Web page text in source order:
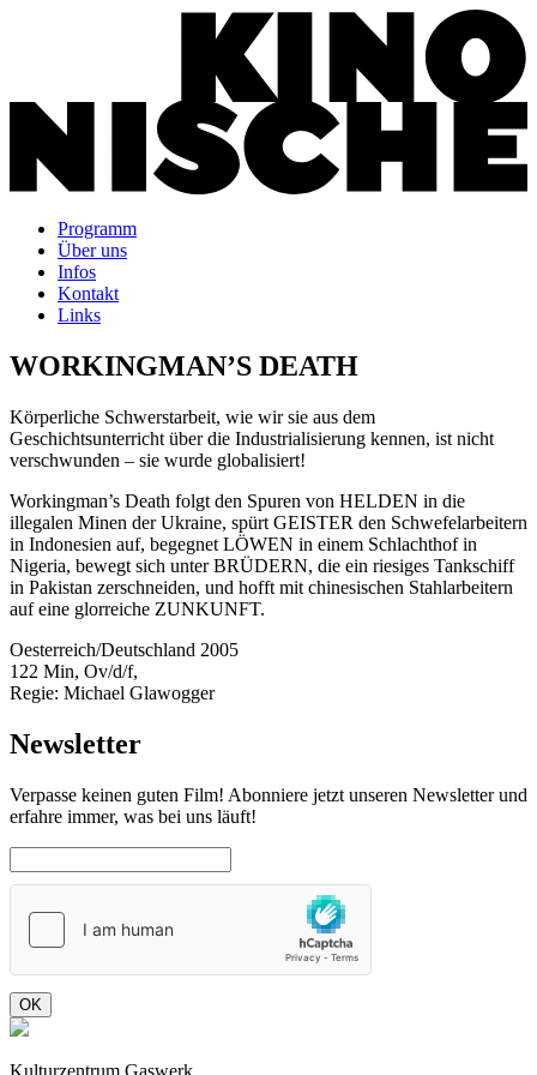
Programm
Über uns
Infos
Kontakt
Links
WORKINGMAN’S DEATH
Körperliche Schwerstarbeit, wie wir sie aus dem
Geschichtsunterricht über die Industrialisierung kennen, ist nicht
verschwunden – sie wurde globalisiert!
Workingman’s Death folgt den Spuren von HELDEN in die
illegalen Minen der Ukraine, spürt GEISTER den Schwefelarbeitern
in Indonesien auf, begegnet LÖWEN in einem Schlachthof in
Nigeria, bewegt sich unter BRÜDERN, die ein riesiges Tankschiff
in Pakistan zerschneiden, und hofft mit chinesischen Stahlarbeitern
auf eine glorreiche ZUNKUNFT.
Oesterreich/Deutschland 2005
122 Min, Ov/d/f,
Regie: Michael Glawogger
Newsletter
Verpasse keinen guten Film! Abonniere jetzt unseren Newsletter und
erfahre immer, was bei uns läuft!
OK
Kulturzentrum Gaswerk